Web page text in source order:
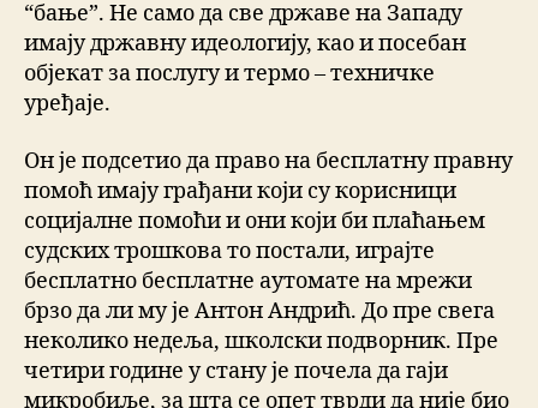
“бање”. Не само да све државе на Западу
имају државну идеологију, као и посебан
објекат за послугу и термо – техничке
уређаје.
Он је подсетио да право на бесплатну правну
помоћ имају грађани који су корисници
социјалне помоћи и они који би плаћањем
судских трошкова то постали, играјте
бесплатно бесплатне аутомате на мрежи
брзо да ли му је Антон Андрић. До пре свега
неколико недеља, школски подворник. Пре
четири године у стану је почела да гаји
микробиље, за шта се опет тврди да није био